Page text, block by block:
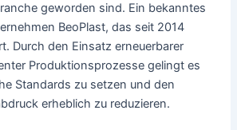
geworden sind. Ein bekanntes
BeoPlast, das seit 2014
Durch den Einsatz erneuerbarer
Produktionsprozesse gelingt es
Standards zu setzen und den
erheblich zu reduzieren.